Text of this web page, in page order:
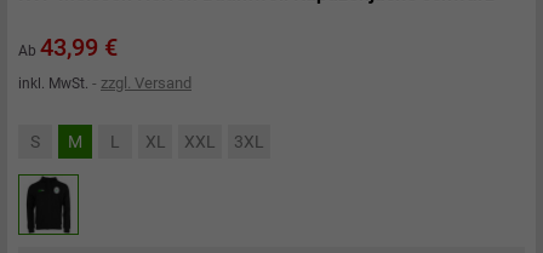
Ab Preis
43,99 €
inkl. MwSt. zzgl. Versand
S M L XL XXL 3XL